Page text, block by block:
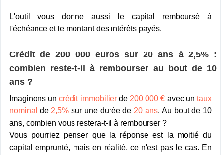
L'outil vous donne aussi le capital remboursé à
l'échéance et le montant des intérêts payés.
Crédit de 200 000 euros sur 20 ans à 2,5% :
combien reste-t-il à rembourser au bout de 10
ans ?
Imaginons uncrédit immobilierde 200 000 € avec untaux
nominal de 2,5% sur une durée de 20 ans. Au bout de 10
ans, combien vous restera-t-il à rembourser ?
Vous pourriez penser que la réponse est la moitié du
capital emprunté, mais en réalité, ce n'est pas le cas. En